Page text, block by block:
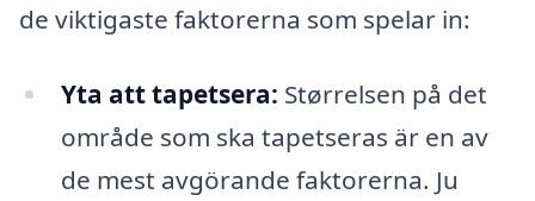
de viktigaste faktorerna som spelar in:
Yta att tapetsera: Størrelsen på det
område som ska tapetseras är en av
de mest avgörande faktorerna. Ju